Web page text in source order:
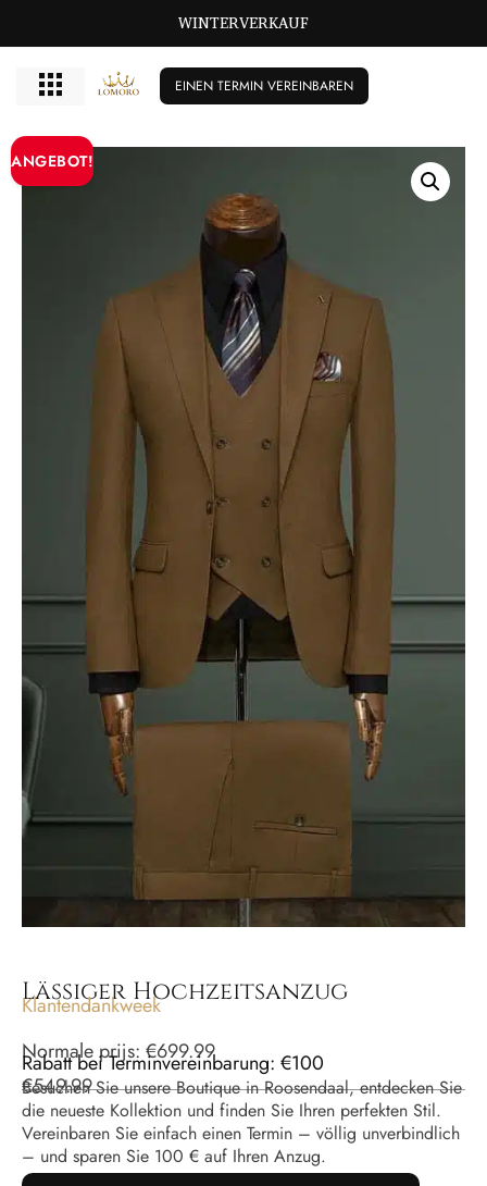
WINTERVERKAUF
EINEN TERMIN VEREINBAREN
ANGEBOT!
Lässiger Hochzeitsanzug
Klantendankweek
Normale prijs: €699.99
Rabatt bei Terminvereinbarung: €100
€549.99
Besuchen Sie unsere Boutique in Roosendaal, entdecken Sie
die neueste Kollektion und finden Sie Ihren perfekten Stil.
Vereinbaren Sie einfach einen Termin – völlig unverbindlich
– und sparen Sie 100 € auf Ihren Anzug.